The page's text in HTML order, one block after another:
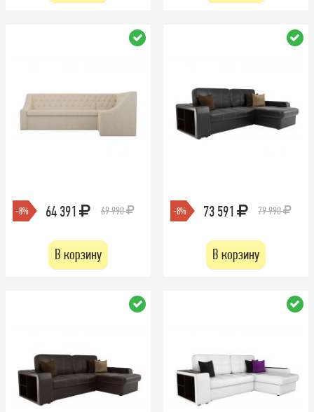
-8% 64 391 69 990
В корзину
-8% 73 591 79 990
В корзину